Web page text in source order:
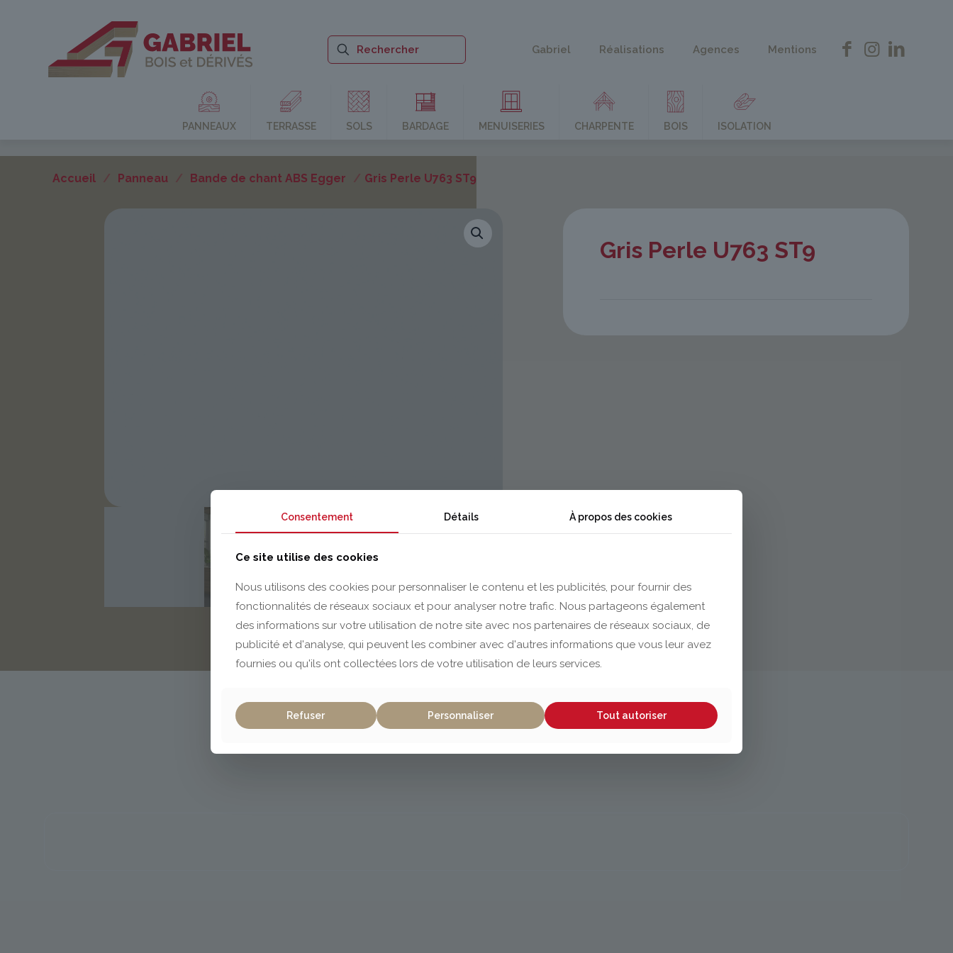
Gabriel Réalisations Agences Mentions
PANNEAUX TERRASSE SOLS BARDAGE MENUISERIES CHARPENTE BOIS ISOLATION
Accueil / Panneau / Bande de chant ABS Egger / Gris Perle U763 ST9
Gris Perle U763 ST9
Consentement Détails À propos des cookies
Ce site utilise des cookies
Nous utilisons des cookies pour personnaliser le contenu et les publicités, pour fournir des
fonctionnalités de réseaux sociaux et pour analyser notre trafic. Nous partageons également
des informations sur votre utilisation de notre site avec nos partenaires de réseaux sociaux, de
publicité et d'analyse, qui peuvent les combiner avec d'autres informations que vous leur avez
fournies ou qu'ils ont collectées lors de votre utilisation de leurs services.
Refuser Personnaliser Tout autoriser